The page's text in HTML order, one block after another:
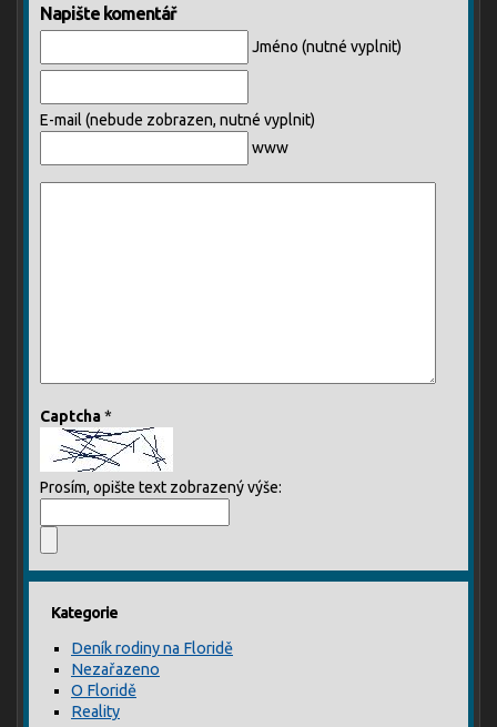
Napište komentář
Jméno (nutné vyplnit)
E-mail (nebude zobrazen, nutné vyplnit)
www
Captcha*
Prosím, opište text zobrazený výše:
Kategorie
Deník rodiny na Floridě
Nezařazeno
O Floridě
Reality